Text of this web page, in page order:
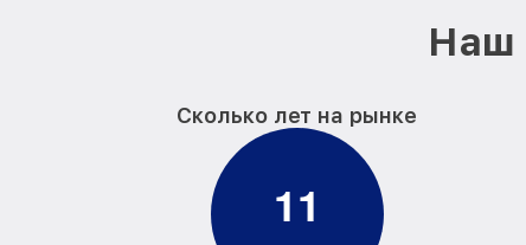
Наш
Сколько лет на рынке
11